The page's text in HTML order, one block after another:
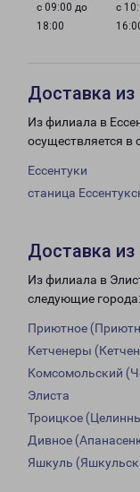
с 09:00 до
18:00
с
Доставка из
Из филиала в
осуществляется в
Ессентуки
станица
Доставка
Из филиала в
следующие города:
Приютное
Кетченеры
Комсомольский
Элиста
Троицкое
Дивное
Яшкуль